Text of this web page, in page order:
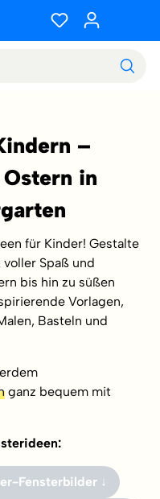
–
in
für Kinder! Gestalte
Spaß und
bis hin zu süßen
Vorlagen,
Basteln und
ganz bequem mit
Fensterbilder ↓